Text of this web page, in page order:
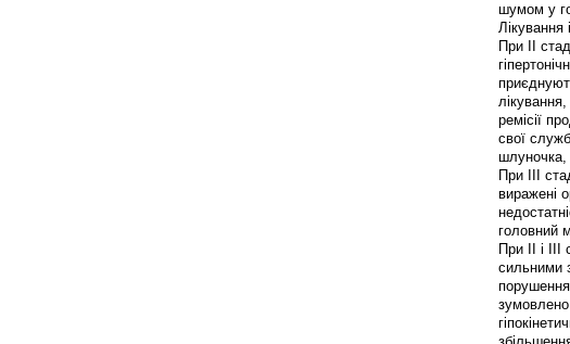
шумом у
Лікування
При II
ремісії
свої
шлуночка,
При III
виражені
головний
При II і III
сильними
порушення